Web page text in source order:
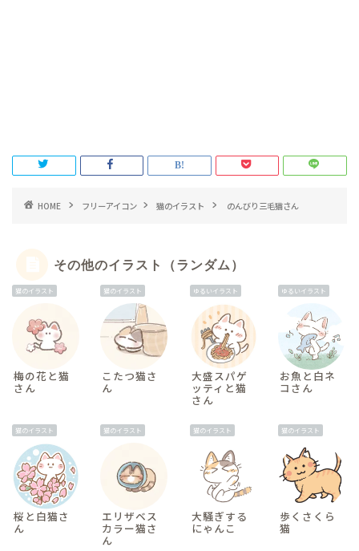
HOME フリーアイコン 猫のイラスト のんびり三毛猫さん
その他のイラスト（ランダム）
猫のイラスト
梅の花と猫
さん
猫のイラスト
こたつ猫さ
ん
ゆるいイラスト
大盛スパゲ
ッティと猫
さん
ゆるいイラスト
お魚と白ネ
コさん
猫のイラスト
桜と白猫さ
ん
猫のイラスト
エリザベス
カラー猫さ
ん
猫のイラスト
大騒ぎする
にゃんこ
猫のイラスト
歩くさくら
猫